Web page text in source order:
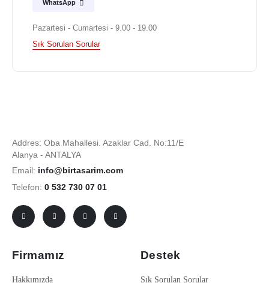
WhatsApp
Pazartesi - Cumartesi - 9.00 - 19.00
Sık Sorulan Sorular
Addres: Oba Mahallesi. Azaklar Cad. No:11/E
Alanya - ANTALYA
Email: info@birtasarim.com
Telefon: 0 532 730 07 01
Firmamız
Hakkımızda
Destek
Sık Sorulan Sorular